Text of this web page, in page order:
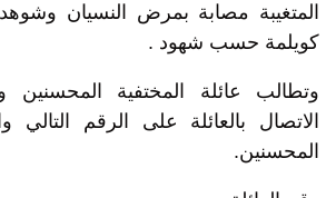
المتغيبة مصابة بمرض النسيان
كويلمة حسب شهود .
وتطالب عائلة المختفية
الاتصال بالعائلة على الرقم التالي
المحسنين.